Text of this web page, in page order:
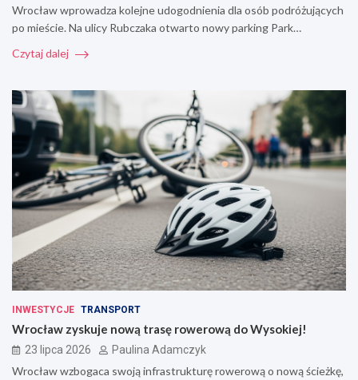
Wrocław wprowadza kolejne udogodnienia dla osób podróżujących
po mieście. Na ulicy Rubczaka otwarto nowy parking Park…
Czytaj dalej
INWESTYCJE TRANSPORT
Wrocław zyskuje nową trasę rowerową do Wysokiej!
23 lipca 2026 Paulina Adamczyk
Wrocław wzbogaca swoją infrastrukturę rowerową o nową ścieżkę,